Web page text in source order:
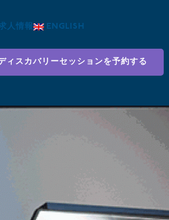
人情報 ENGLISH
ィスカバリーセッションを予約する